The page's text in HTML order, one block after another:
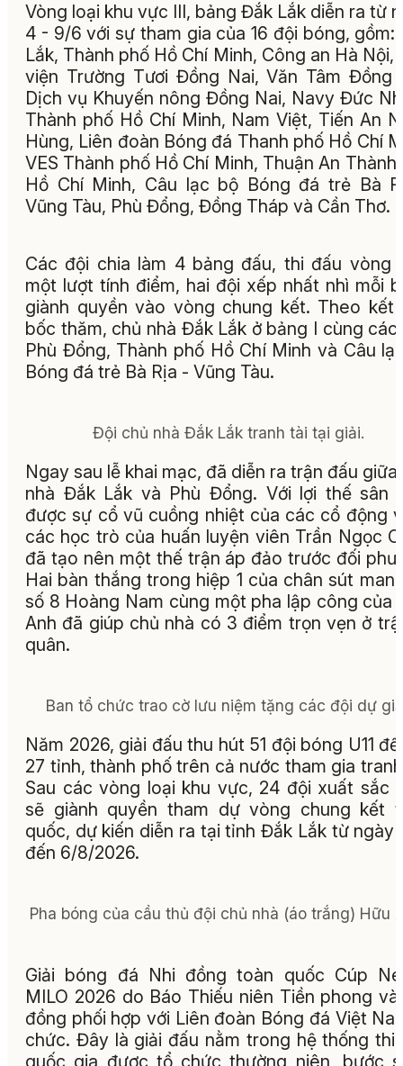
Vòng loại khu vực III, bảng Đắk Lắk diễn ra từ
4 - 9/6 với sự tham gia của 16 đội bóng, gồm:
Lắk, Thành phố Hồ Chí Minh, Công an Hà Nội,
viện Trường Tươi Đồng Nai, Văn Tâm Đồng
Dịch vụ Khuyến nông Đồng Nai, Navy Đức
Thành phố Hồ Chí Minh, Nam Việt, Tiến An
Hùng, Liên đoàn Bóng đá Thanh phố Hồ Chí
VES Thành phố Hồ Chí Minh, Thuận An Thành
Hồ Chí Minh, Câu lạc bộ Bóng đá trẻ Bà
Vũng Tàu, Phù Đổng, Đồng Tháp và Cần Thơ.
Các đội chia làm 4 bảng đấu, thi đấu vòng
một lượt tính điểm, hai đội xếp nhất nhì mỗi
giành quyền vào vòng chung kết. Theo kết
bốc thăm, chủ nhà Đắk Lắk ở bảng I cùng các
Phù Đổng, Thành phố Hồ Chí Minh và Câu
Bóng đá trẻ Bà Rịa - Vũng Tàu.
Đội chủ nhà Đắk Lắk tranh tài tại giải.
Ngay sau lễ khai mạc, đã diễn ra trận đấu giữa
nhà Đắk Lắk và Phù Đổng. Với lợi thế sân
được sự cổ vũ cuồng nhiệt của các cổ động
các học trò của huấn luyện viên Trần Ngọc
đã tạo nên một thế trận áp đảo trước đối
Hai bàn thắng trong hiệp 1 của chân sút
số 8 Hoàng Nam cùng một pha lập công của
Anh đã giúp chủ nhà có 3 điểm trọn vẹn ở
quân.
Ban tổ chức trao cờ lưu niệm tặng các đội dự
Năm 2026, giải đấu thu hút 51 đội bóng U11
27 tỉnh, thành phố trên cả nước tham gia
Sau các vòng loại khu vực, 24 đội xuất sắc
sẽ giành quyền tham dự vòng chung kết
quốc, dự kiến diễn ra tại tỉnh Đắk Lắk từ ngày
đến 6/8/2026.
Pha bóng của cầu thủ đội chủ nhà (áo trắng) Hữu
Giải bóng đá Nhi đồng toàn quốc Cúp
MILO 2026 do Báo Thiếu niên Tiền phong và
đồng phối hợp với Liên đoàn Bóng đá Việt
chức. Đây là giải đấu nằm trong hệ thống thi
quốc gia được tổ chức thường niên, bước